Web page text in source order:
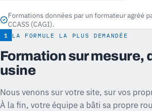
Formations données par un formateur agréé
CCASS (CAGI).
1 LA FORMULE LA PLUS DEMANDÉE
Formation sur mesure,
usine
Nous venons sur votre site, sur vos
À la fin, votre équipe a bâti sa propre